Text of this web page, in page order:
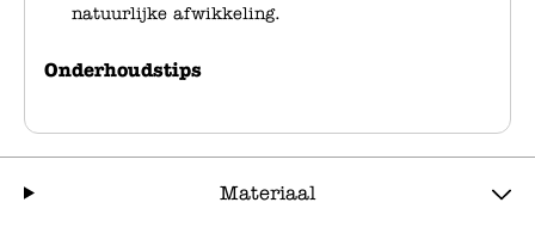
natuurlijke afwikkeling.
Onderhoudstips
Materiaal